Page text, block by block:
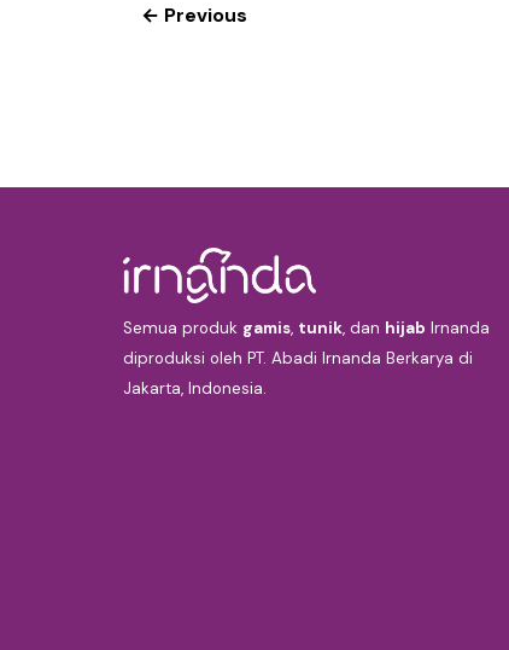
← Previous
Semua produk gamis, tunik, dan hijab Irnanda
diproduksi oleh PT. Abadi Irnanda Berkarya di
Jakarta, Indonesia.